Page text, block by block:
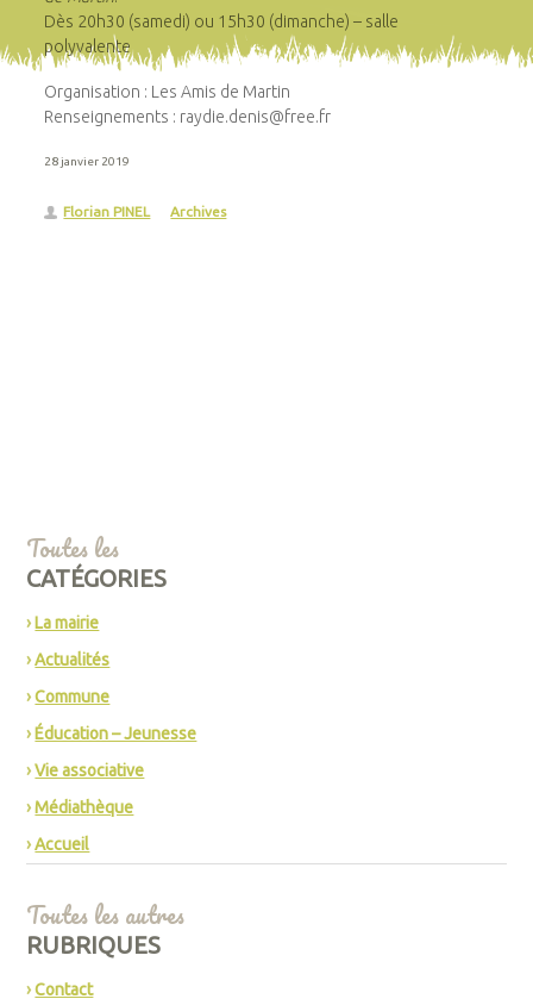
Dès 20h30 (samedi) ou 15h30 (dimanche) – salle
polyvalente
Organisation : Les Amis de Martin
Renseignements : raydie.denis@free.fr
28 janvier 2019
Florian PINEL Archives
Toutes les
CATÉGORIES
La mairie
Actualités
Commune
Éducation – Jeunesse
Vie associative
Médiathèque
Accueil
Toutes les autres
RUBRIQUES
Contact